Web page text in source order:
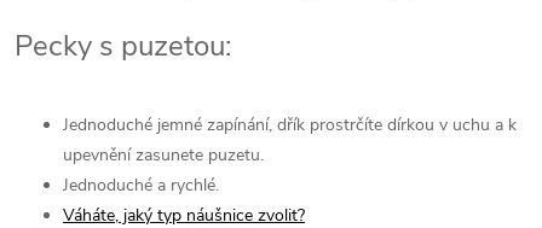
Pecky s puzetou:
Jednoduché jemné zapínání, dřík prostrčíte dírkou v uchu a k
upevnění zasunete puzetu.
Jednoduché a rychlé.
Váháte, jaký typ náušnice zvolit?